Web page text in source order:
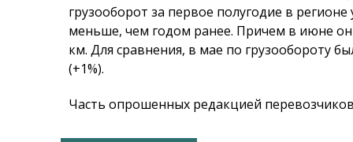
грузооборот за первое полугодие в
меньше, чем годом ранее. Причем в июне
км. Для сравнения, в мае по грузообороту
(+1%).
Часть опрошенных редакцией